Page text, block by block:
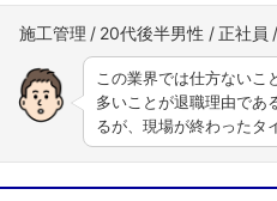
施工管理 20代後半男性 正社員
この業界では仕方ないこ
多いことが退職理由であ
るが、現場が終わったタ